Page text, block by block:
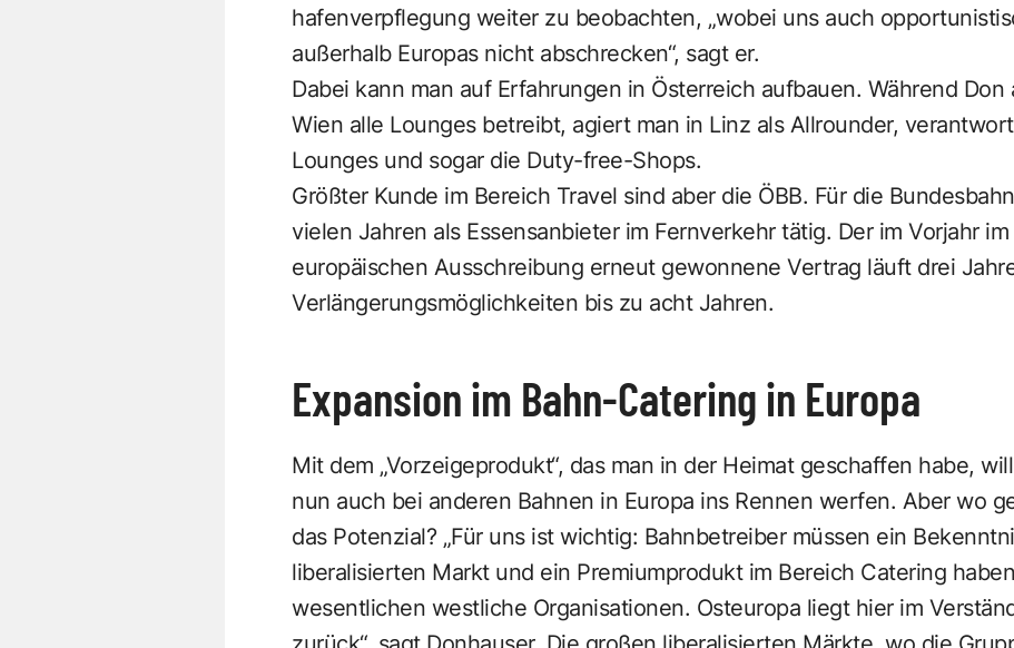
hafenverpflegung weiter zu beobachten, „wobei uns auch
außerhalb Europas nicht abschrecken“, sagt er.
Dabei kann man auf Erfahrungen in Österreich aufbauen. Während Don
Wien alle Lounges betreibt, agiert man in Linz als Allrounder,
Lounges und sogar die Duty-free-Shops.
Größter Kunde im Bereich Travel sind aber die ÖBB. Für die
vielen Jahren als Essensanbieter im Fernverkehr tätig. Der im Vorjahr
europäischen Ausschreibung erneut gewonnene Vertrag läuft drei
Verlängerungsmöglichkeiten bis zu acht Jahren.
Expansion im Bahn-Catering in Europa
Mit dem „Vorzeigeprodukt“, das man in der Heimat geschaffen habe,
nun auch bei anderen Bahnen in Europa ins Rennen werfen. Aber wo
das Potenzial? „Für uns ist wichtig: Bahnbetreiber müssen ein
liberalisierten Markt und ein Premiumprodukt im Bereich Catering
wesentlichen westliche Organisationen. Osteuropa liegt hier im